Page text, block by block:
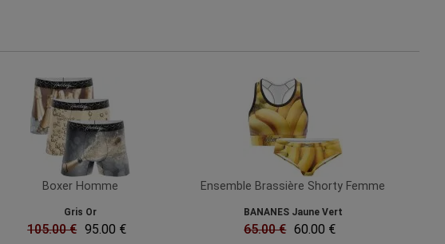
Boxer Homme
Gris Or
105.00 € 95.00 €
Ensemble Brassière Shorty Femme
BANANES Jaune Vert
65.00 € 60.00 €